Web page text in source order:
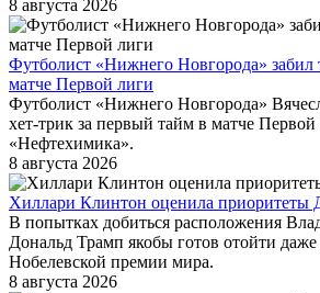
8 августа 2026
Футболист «Нижнего Новгорода» забил
матче Первой лиги
Футболист «Нижнего Новгорода»
хет-трик за первый тайм в матче
«Нефтехимика».
8 августа 2026
Хиллари Клинтон оценила приоритеты
В попытках добиться расположения
Дональд Трамп якобы готов отойти
Нобелевской премии мира.
8 августа 2026